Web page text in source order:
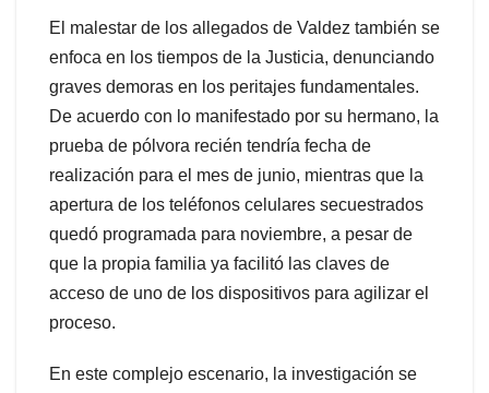
El malestar de los allegados de Valdez también se
enfoca en los tiempos de la Justicia, denunciando
graves demoras en los peritajes fundamentales.
De acuerdo con lo manifestado por su hermano, la
prueba de pólvora recién tendría fecha de
realización para el mes de junio, mientras que la
apertura de los teléfonos celulares secuestrados
quedó programada para noviembre, a pesar de
que la propia familia ya facilitó las claves de
acceso de uno de los dispositivos para agilizar el
proceso.
En este complejo escenario, la investigación se